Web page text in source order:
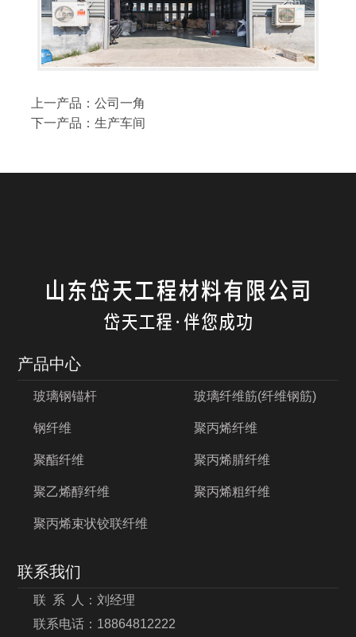
上一产品： 公司一角
下一产品： 生产车间
产品中心
玻璃钢锚杆 玻璃纤维筋(纤维钢筋)
钢纤维 聚丙烯纤维
聚酯纤维 聚丙烯腈纤维
聚乙烯醇纤维 聚丙烯粗纤维
聚丙烯束状铰联纤维
联系我们
联 系 人：刘经理
联系电话：18864812222